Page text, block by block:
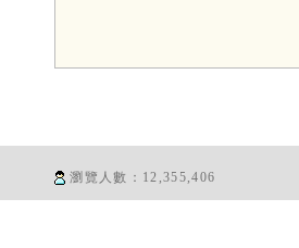
瀏覽人數： 12,355,406